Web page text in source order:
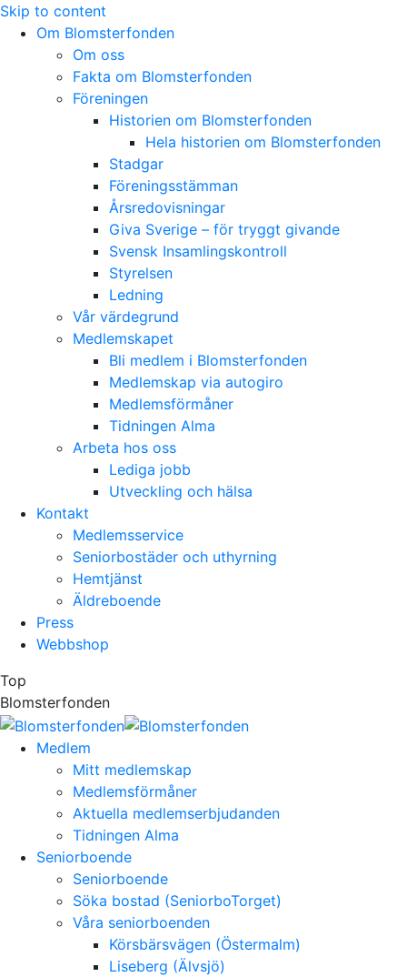
Skip to content
Om Blomsterfonden
Om oss
Fakta om Blomsterfonden
Föreningen
Historien om Blomsterfonden
Hela historien om Blomsterfonden
Stadgar
Föreningsstämman
Årsredovisningar
Giva Sverige – för tryggt givande
Svensk Insamlingskontroll
Styrelsen
Ledning
Vår värdegrund
Medlemskapet
Bli medlem i Blomsterfonden
Medlemskap via autogiro
Medlemsförmåner
Tidningen Alma
Arbeta hos oss
Lediga jobb
Utveckling och hälsa
Kontakt
Medlemsservice
Seniorbostäder och uthyrning
Hemtjänst
Äldreboende
Press
Webbshop
Top
Blomsterfonden
Medlem
Mitt medlemskap
Medlemsförmåner
Aktuella medlemserbjudanden
Tidningen Alma
Seniorboende
Seniorboende
Söka bostad (SeniorboTorget)
Våra seniorboenden
Körsbärsvägen (Östermalm)
Liseberg (Älvsjö)